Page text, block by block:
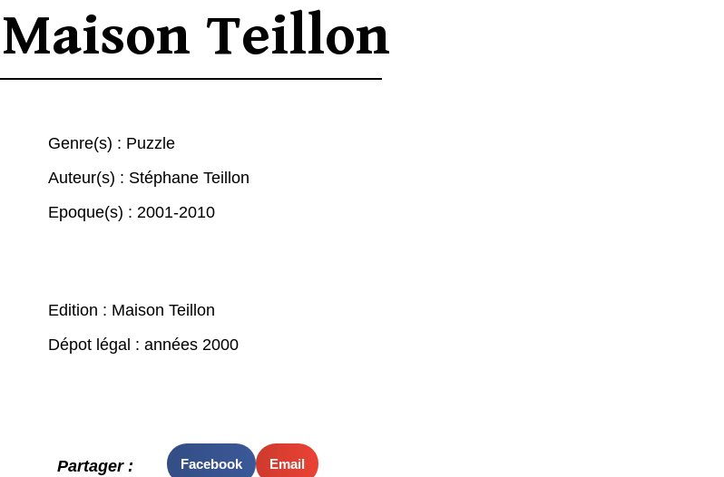
Teillon
Genre(s) : Puzzle
Auteur(s) : Stéphane Teillon
Epoque(s) : 2001-2010
Edition : Maison Teillon
Dépot légal : années 2000
Partager : Facebook Email